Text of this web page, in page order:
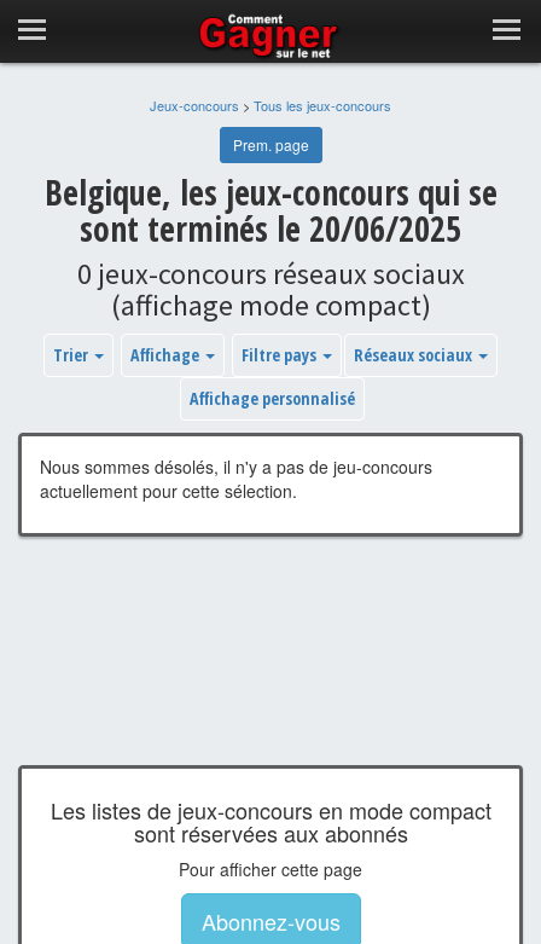
Jeux-concours > Tous les jeux-concours
Prem. page
Belgique, les jeux-concours qui se
sont terminés le 20/06/2025
0 jeux-concours réseaux sociaux
(affichage mode compact)
Trier Affichage Filtre pays
Réseaux sociaux
Affichage personnalisé
Nous sommes désolés, il n'y a pas de jeu-concours
actuellement pour cette sélection.
Les listes de jeux-concours en mode compact
sont réservées aux abonnés
Pour afficher cette page
Abonnez-vous